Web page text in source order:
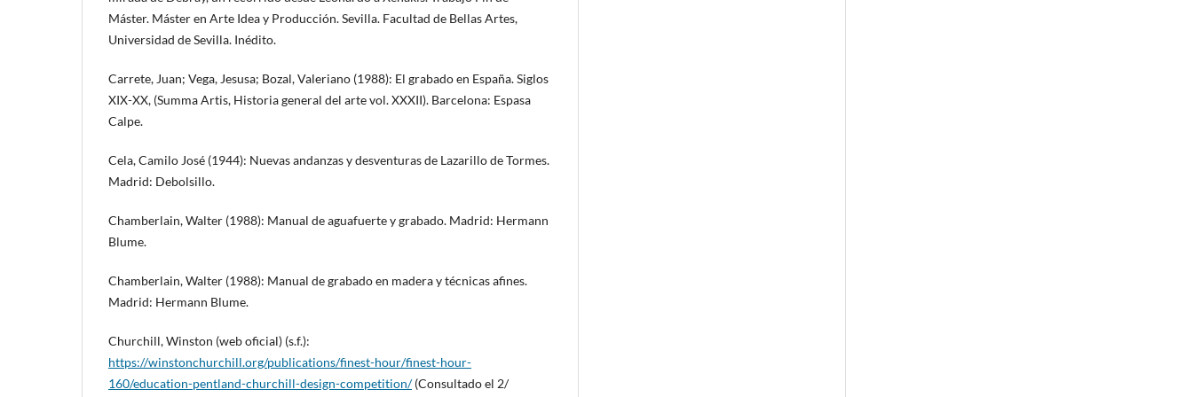
Máster. Máster en Arte Idea y Producción. Sevilla. Facultad de Bellas Artes,
Universidad de Sevilla. Inédito.
Carrete, Juan; Vega, Jesusa; Bozal, Valeriano (1988): El grabado en España. Siglos
XIX-XX, (Summa Artis, Historia general del arte vol. XXXII). Barcelona: Espasa
Calpe.
Cela, Camilo José (1944): Nuevas andanzas y desventuras de Lazarillo de Tormes.
Madrid: Debolsillo.
Chamberlain, Walter (1988): Manual de aguafuerte y grabado. Madrid: Hermann
Blume.
Chamberlain, Walter (1988): Manual de grabado en madera y técnicas afines.
Madrid: Hermann Blume.
Churchill, Winston (web oficial) (s.f.):
https://winstonchurchill.org/publications/finest-hour/finest-hour-
160/education-pentland-churchill-design-competition/(Consultado el 2/